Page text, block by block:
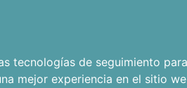
tecnologías de seguimiento
mejor experiencia en el sitio